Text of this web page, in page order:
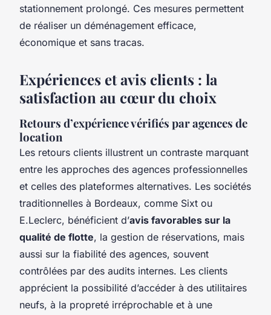
stationnement prolongé. Ces mesures permettent
de réaliser un déménagement efficace,
économique et sans tracas.
Expériences et avis clients : la
satisfaction au cœur du choix
Retours d’expérience vérifiés par agences de
location
Les retours clients illustrent un contraste marquant
entre les approches des agences professionnelles
et celles des plateformes alternatives. Les sociétés
traditionnelles à Bordeaux, comme Sixt ou
E.Leclerc, bénéficient d’avis favorables sur la
qualité de flotte, la gestion de réservations, mais
aussi sur la fiabilité des agences, souvent
contrôlées par des audits internes. Les clients
apprécient la possibilité d’accéder à des utilitaires
neufs, à la propreté irréprochable et à une